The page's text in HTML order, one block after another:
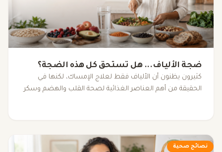
ضجة الألياف... هل تستحق كل هذه الضجة؟
كثيرون يظنون أن الألياف فقط لعلاج الإمساك، لكنها في
الحقيقة من أهم العناصر الغذائية لصحة القلب والهضم وسكر
نصائح صحية